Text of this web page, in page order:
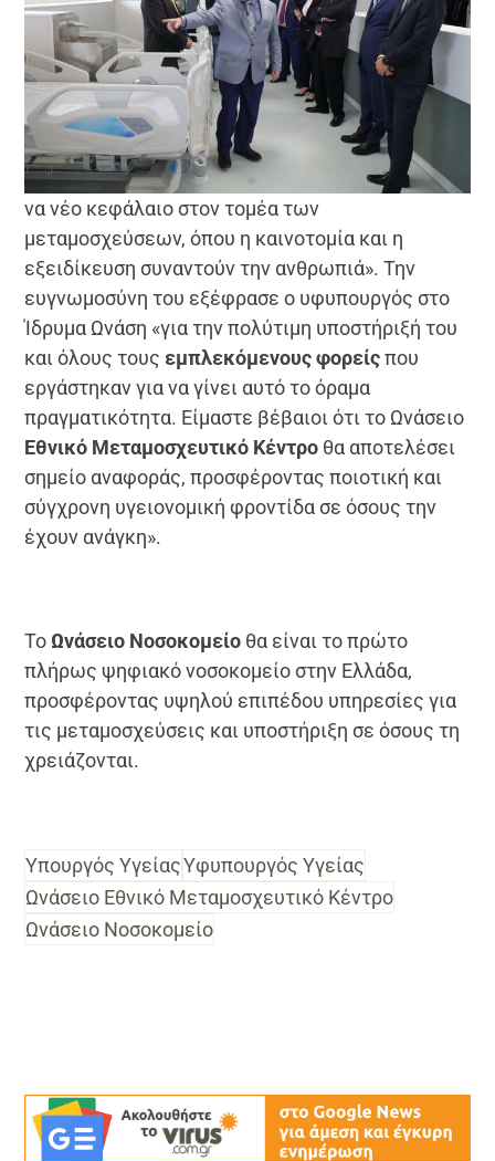
να νέο κεφάλαιο στον τομέα των
μεταμοσχεύσεων, όπου η καινοτομία και η
εξειδίκευση συναντούν την ανθρωπιά». Την
ευγνωμοσύνη του εξέφρασε ο υφυπουργός στο
Ίδρυμα Ωνάση «για την πολύτιμη υποστήριξή του
και όλους τους εμπλεκόμενους φορείςπου
εργάστηκαν για να γίνει αυτό το όραμα
πραγματικότητα. Είμαστε βέβαιοι ότι το Ωνάσειο
Εθνικό Μεταμοσχευτικό Κέντρο θα αποτελέσει
σημείο αναφοράς, προσφέροντας ποιοτική και
σύγχρονη υγειονομική φροντίδα σε όσους την
έχουν ανάγκη».
Το Ωνάσειο Νοσοκομείο θα είναι το πρώτο
πλήρως ψηφιακό νοσοκομείο στην Ελλάδα,
προσφέροντας υψηλού επιπέδου υπηρεσίες για
τις μεταμοσχεύσεις και υποστήριξη σε όσους τη
χρειάζονται.
Υπουργός ΥγείαςΥφυπουργός Υγείας
Ωνάσειο Εθνικό Μεταμοσχευτικό Κέντρο
Ωνάσειο Νοσοκομείο